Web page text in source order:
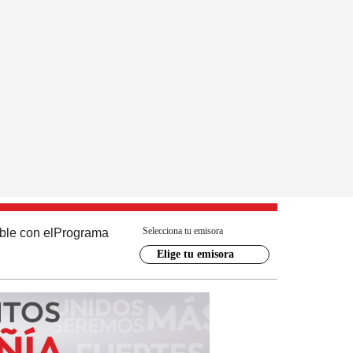
con el Programa Selecciona tu emisora
Elige tu emisora